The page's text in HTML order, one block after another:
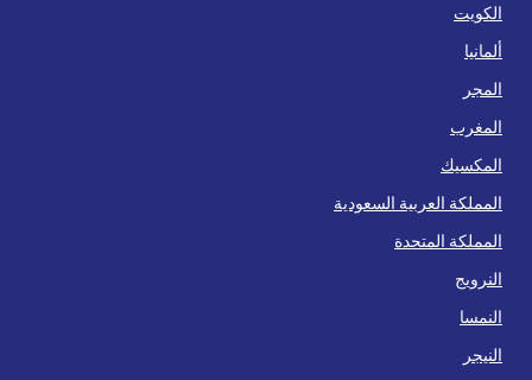
الكويت
ألمانيا
المجر
المغرب
المكسيك
المملكة العربية السعودية
المملكة المتحدة
النرويج
النمسا
النيجر